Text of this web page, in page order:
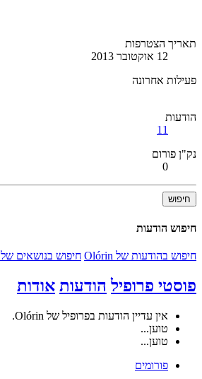
תאריך הצטרפות
12 אוקטובר 2013
פעילות אחרונה
הודעות
11
נק"ן פורום
0
חיפוש
חיפוש הודעות
חיפוש בהודעות של Olórin חיפוש בנושאים של Olórin
פוסטי פרופיל הודעות אודות
אין עדיין הודעות בפרופיל של Olórin.
טוען...
טוען...
פורומים